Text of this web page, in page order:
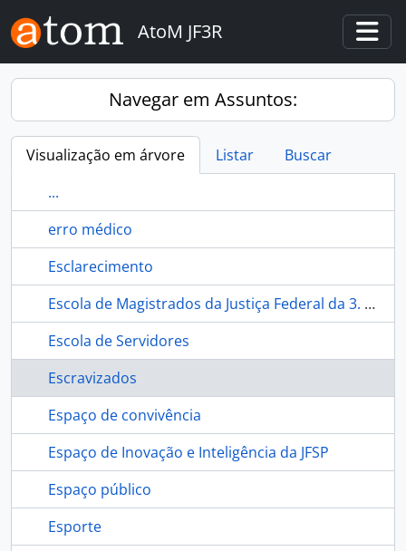
Skip to main content
AtoM JF3R
Navegar em Assuntos:
Visualização em árvore Listar
Buscar
...
erro médico
Esclarecimento
Escola de Magistrados da Justiça Federal da 3. Região (Emag)
Escola de Servidores
Escravizados
Espaço de convivência
Espaço de Inovação e Inteligência da JFSP
Espaço público
Esporte